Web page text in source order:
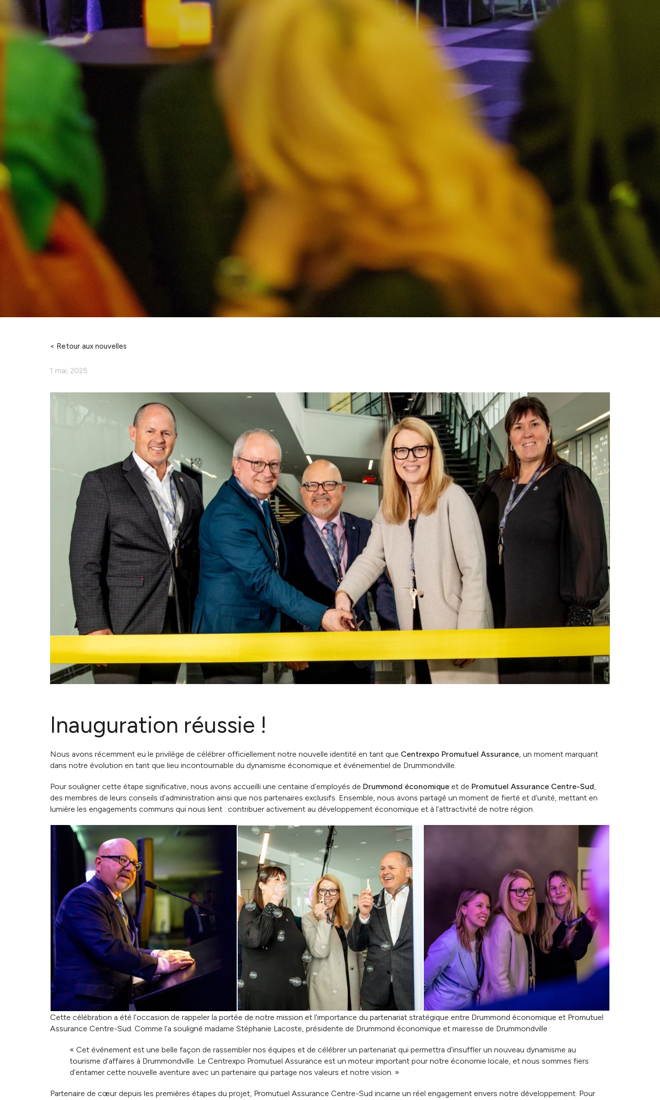
< Retour aux nouvelles
1 mai, 2025
Inauguration réussie !
Nous avons récemment eu le privilège de célébrer officiellement notre nouvelle identité en tant que Centrexpo Promutuel Assurance, un moment marquant
dans notre évolution en tant que lieu incontournable du dynamisme économique et événementiel de Drummondville.
Pour souligner cette étape significative, nous avons accueilli une centaine d’employés de Drummond économique et de Promutuel Assurance Centre-Sud,
des membres de leurs conseils d’administration ainsi que nos partenaires exclusifs. Ensemble, nous avons partagé un moment de fierté et d’unité, mettant en
lumière les engagements communs qui nous lient : contribuer activement au développement économique et à l’attractivité de notre région.
Cette célébration a été l’occasion de rappeler la portée de notre mission et l’importance du partenariat stratégique entre Drummond économique et Promutuel
Assurance Centre-Sud. Comme l’a souligné madame Stéphanie Lacoste, présidente de Drummond économique et mairesse de Drummondville :
« Cet événement est une belle façon de rassembler nos équipes et de célébrer un partenariat qui permettra d’insuffler un nouveau dynamisme au
tourisme d’affaires à Drummondville. Le Centrexpo Promutuel Assurance est un moteur important pour notre économie locale, et nous sommes fiers
d’entamer cette nouvelle aventure avec un partenaire qui partage nos valeurs et notre vision. »
Partenaire de cœur depuis les premières étapes du projet, Promutuel Assurance Centre-Sud incarne un réel engagement envers notre développement. Pour